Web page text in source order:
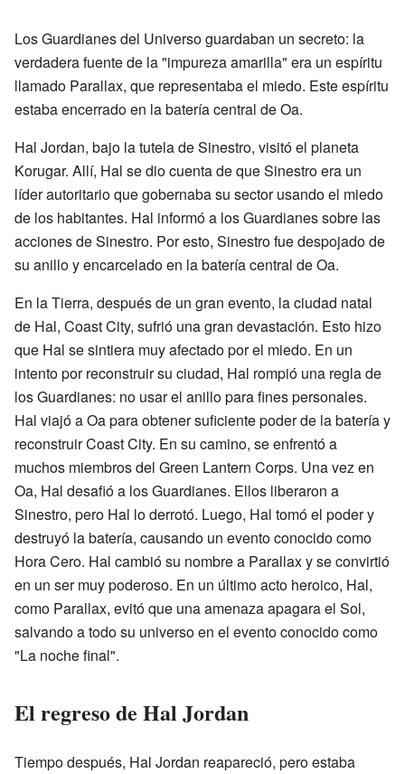
Los Guardianes del Universo guardaban un secreto: la
verdadera fuente de la "impureza amarilla" era un espíritu
llamado Parallax, que representaba el miedo. Este espíritu
estaba encerrado en la batería central de Oa.
Hal Jordan, bajo la tutela de Sinestro, visitó el planeta
Korugar. Allí, Hal se dio cuenta de que Sinestro era un
líder autoritario que gobernaba su sector usando el miedo
de los habitantes. Hal informó a los Guardianes sobre las
acciones de Sinestro. Por esto, Sinestro fue despojado de
su anillo y encarcelado en la batería central de Oa.
En la Tierra, después de un gran evento, la ciudad natal
de Hal, Coast City, sufrió una gran devastación. Esto hizo
que Hal se sintiera muy afectado por el miedo. En un
intento por reconstruir su ciudad, Hal rompió una regla de
los Guardianes: no usar el anillo para fines personales.
Hal viajó a Oa para obtener suficiente poder de la batería y
reconstruir Coast City. En su camino, se enfrentó a
muchos miembros del Green Lantern Corps. Una vez en
Oa, Hal desafió a los Guardianes. Ellos liberaron a
Sinestro, pero Hal lo derrotó. Luego, Hal tomó el poder y
destruyó la batería, causando un evento conocido como
Hora Cero. Hal cambió su nombre a Parallax y se convirtió
en un ser muy poderoso. En un último acto heroico, Hal,
como Parallax, evitó que una amenaza apagara el Sol,
salvando a todo su universo en el evento conocido como
"La noche final".
El regreso de Hal Jordan
Tiempo después, Hal Jordan reapareció, pero estaba